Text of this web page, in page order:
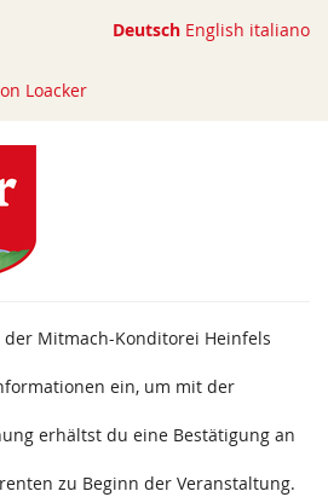
Deutsch English italiano
Loacker
Mitmach-Konditorei Heinfels
ein, um mit der
erhältst du eine Bestätigung an
zu Beginn der Veranstaltung.